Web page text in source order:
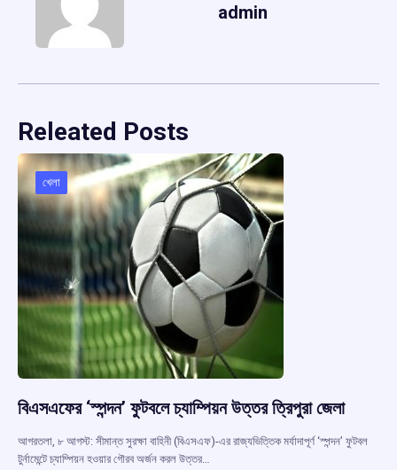
admin
Releated Posts
খেলা
বিএসএফের ‘স্পন্দন’ ফুটবলে চ্যাম্পিয়ন উত্তর ত্রিপুরা জেলা
আগরতলা, ৮ আগস্ট: সীমান্ত সুরক্ষা বাহিনী (বিএসএফ)-এর রাজ্যভিত্তিক মর্যাদাপূর্ণ ‘স্পন্দন’ ফুটবল
টুর্নামেন্টে চ্যাম্পিয়ন হওয়ার গৌরব অর্জন করল উত্তর…